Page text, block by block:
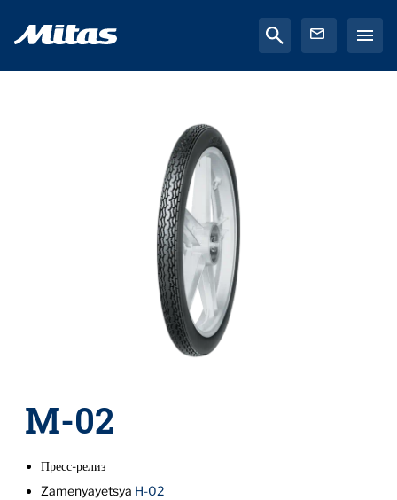
M-02
Пресс-релиз
Zamenyayetsya H-02